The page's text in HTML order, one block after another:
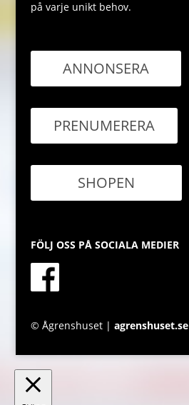
på varje unikt behov.
ANNONSERA
PRENUMERERA
SHOPEN
FÖLJ OSS PÅ SOCIALA MEDIER
© Ågrenshuset | agrenshuset.se